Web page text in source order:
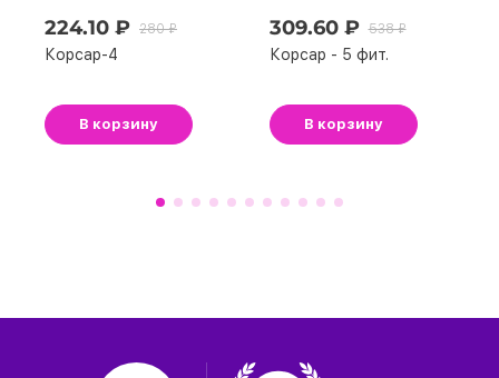
224.10 ₽ 280 ₽
Корсар-4
В корзину
309.60 ₽ 538 ₽
Корсар - 5 фит.
В корзину